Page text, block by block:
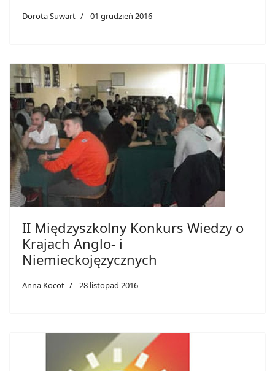
Dorota Suwart 01 grudzień 2016
II Międzyszkolny Konkurs Wiedzy o
Krajach Anglo- i
Niemieckojęzycznych
Anna Kocot 28 listopad 2016